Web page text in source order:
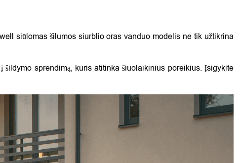
siūlomas šilumos siurblio oras vanduo modelis ne tik užtikrina
šildymo sprendimą, kuris atitinka šiuolaikinius poreikius. Įsigykite